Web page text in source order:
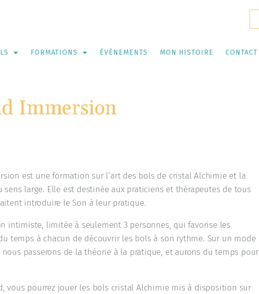
FORMATIONS ÉVÈNEMENTS MON HISTOIRE CONTACT
Immersion
est une formation sur l’art des bols de cristal Alchimie et la
sens large. Elle est destinée aux praticiens et thérapeutes de tous
introduire le Son à leur pratique.
intimiste, limitée à seulement 3 personnes, qui favorise les
temps à chacun de découvrir les bols à son rythme. Sur un mode
passerons de la théorie à la pratique, et aurons du temps pour
vous pourrez jouer les bols cristal Alchimie mis à disposition sur